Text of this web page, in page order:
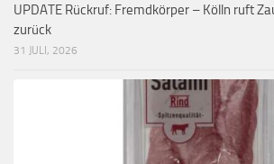
UPDATE Rückruf: Fremdkörper – Kölln ruft
zurück
31 JULI, 2026